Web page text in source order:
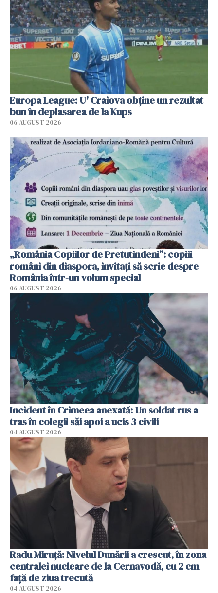
Europa League: U' Craiova obține un rezultat
bun în deplasarea de la Kups
06 AUGUST 2026
„România Copiilor de Pretutindeni”: copiii
români din diaspora, invitați să scrie despre
România într-un volum special
06 AUGUST 2026
Incident în Crimeea anexată: Un soldat rus a
tras în colegii săi apoi a ucis 3 civili
04 AUGUST 2026
Radu Miruţă: Nivelul Dunării a crescut, în zona
centralei nucleare de la Cernavodă, cu 2 cm
faţă de ziua trecută
04 AUGUST 2026